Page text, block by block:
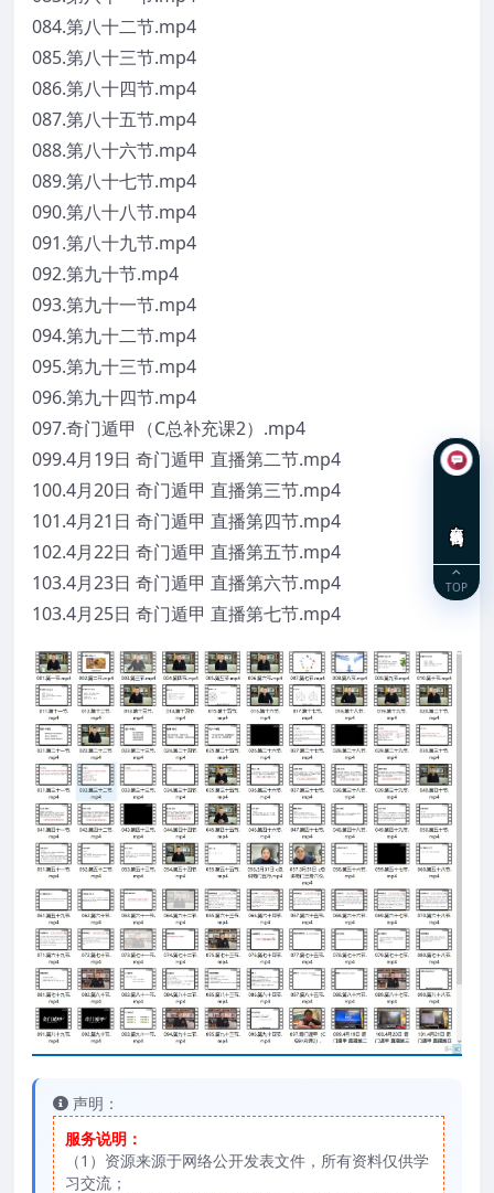
084.第八十二节.mp4
085.第八十三节.mp4
086.第八十四节.mp4
087.第八十五节.mp4
088.第八十六节.mp4
089.第八十七节.mp4
090.第八十八节.mp4
091.第八十九节.mp4
092.第九十节.mp4
093.第九十一节.mp4
094.第九十二节.mp4
095.第九十三节.mp4
096.第九十四节.mp4
097.奇门遁甲（C总补充课2）.mp4
099.4月19日 奇门遁甲 直播第二节.mp4
100.4月20日 奇门遁甲 直播第三节.mp4
101.4月21日 奇门遁甲 直播第四节.mp4
102.4月22日 奇门遁甲 直播第五节.mp4
103.4月23日 奇门遁甲 直播第六节.mp4
103.4月25日 奇门遁甲 直播第七节.mp4
声明：
服务说明：
（1）资源来源于网络公开发表文件，所有资料仅供学
习交流；
TOP